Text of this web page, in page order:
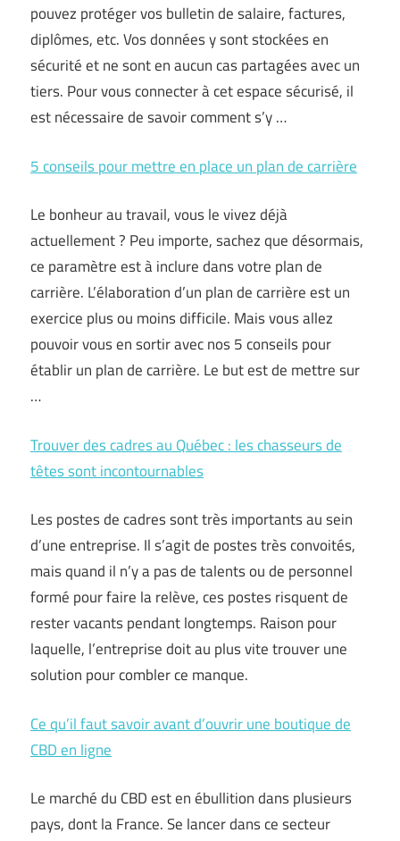
pouvez protéger vos bulletin de salaire, factures,
diplômes, etc. Vos données y sont stockées en
sécurité et ne sont en aucun cas partagées avec un
tiers. Pour vous connecter à cet espace sécurisé, il
est nécessaire de savoir comment s’y …
5 conseils pour mettre en place un plan de carrière
Le bonheur au travail, vous le vivez déjà
actuellement ? Peu importe, sachez que désormais,
ce paramètre est à inclure dans votre plan de
carrière. L’élaboration d’un plan de carrière est un
exercice plus ou moins difficile. Mais vous allez
pouvoir vous en sortir avec nos 5 conseils pour
établir un plan de carrière. Le but est de mettre sur
…
Trouver des cadres au Québec : les chasseurs de
têtes sont incontournables
Les postes de cadres sont très importants au sein
d’une entreprise. Il s’agit de postes très convoités,
mais quand il n’y a pas de talents ou de personnel
formé pour faire la relève, ces postes risquent de
rester vacants pendant longtemps. Raison pour
laquelle, l’entreprise doit au plus vite trouver une
solution pour combler ce manque.
Ce qu’il faut savoir avant d’ouvrir une boutique de
CBD en ligne
Le marché du CBD est en ébullition dans plusieurs
pays, dont la France. Se lancer dans ce secteur